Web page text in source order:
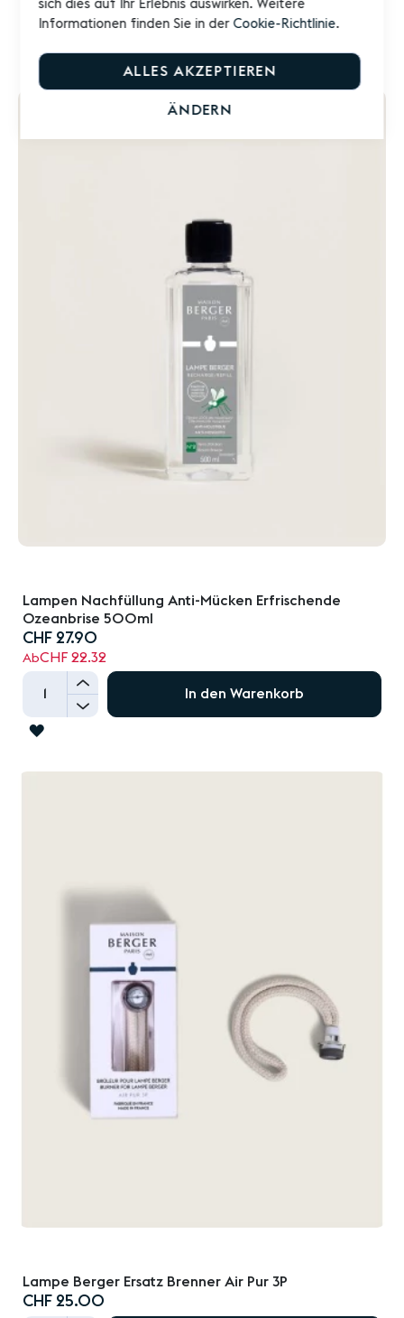
sich dies auf Ihr Erlebnis auswirken. Weitere
Informationen finden Sie in derCookie-Richtlinie.
ALLES AKZEPTIEREN
ÄNDERN
In Kürze zurück
WUNSCHLISTE
Lampen Nachfüllung Anti-Mücken Erfrischende
Ozeanbrise 500ml
CHF 27.90
AbCHF 22.32
+
-
In den Warenkorb
ZUR
Lampe Berger Ersatz Brenner Air Pur 3P
CHF 25.00